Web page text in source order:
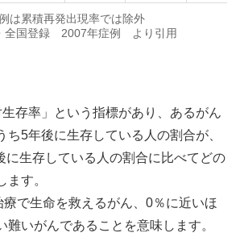
は累積再発出現率では除外
全国登録 2007年症例 より引用
存率」という指標があり、あるがん
ち5年後に生存している人の割合が、
に生存している人の割合に比べてどの
ます。
で生命を救えるがん、0％に近いほ
難いがんであることを意味します。